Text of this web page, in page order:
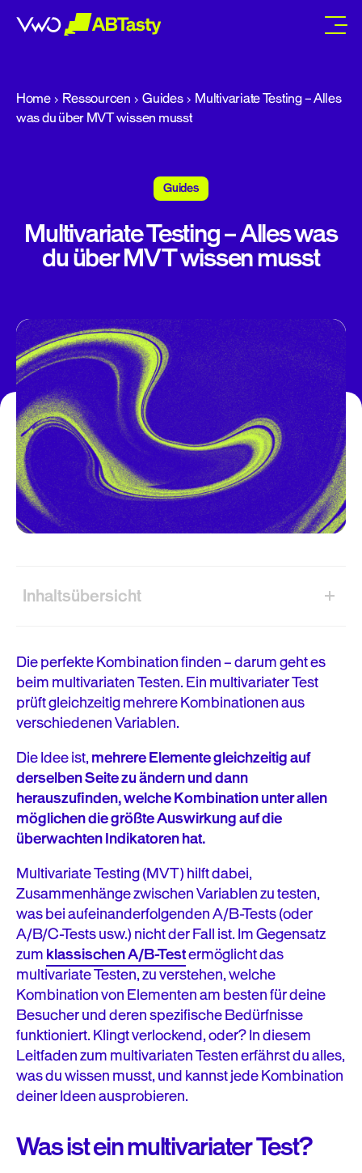
Home Ressourcen Guides
Multivariate Testing – Alles
was du über MVT wissen musst​
Guides
Multivariate Testing – Alles was
du über MVT wissen musst​
Inhaltsübersicht
Die Geschichte des Multivariate Testing
Welche Art von Website ist für Multivariate Testing
relevant?
Welche Arten von multivariaten Tests gibt es?
Warum Multivariate Testing durchführen?
Grenzen des Multivariate Testing
Multivariate Test-Ideen und Hypothesen
Testgröße
Was ist die ideale Dauer für meinen MVT?
Tipps und Best Practices für Multivariate Testing
Beispiele
Software für Multivariate Testing
Weitere Testmethoden
Die perfekte Kombination finden – darum geht es
beim multivariaten Testen. Ein multivariater Test
prüft gleichzeitig mehrere Kombinationen aus
verschiedenen Variablen.
Die Idee ist,mehrere Elemente gleichzeitig auf
derselben Seite zu ändern und dann
herauszufinden, welche Kombination unter allen
möglichen die größte Auswirkung auf die
überwachten Indikatoren hat.
Multivariate Testing (MVT) hilft dabei,
Zusammenhänge zwischen Variablen zu testen,
was bei aufeinanderfolgenden A/B-Tests (oder
A/B/C-Tests usw.) nicht der Fall ist. Im Gegensatz
zumklassischen A/B-Testermöglicht das
multivariate Testen, zu verstehen, welche
Kombination von Elementen am besten für deine
Besucher und deren spezifische Bedürfnisse
funktioniert. Klingt verlockend, oder? In diesem
Leitfaden zum multivariaten Testen erfährst du alles,
was du wissen musst, und kannst jede Kombination
deiner Ideen ausprobieren.
Was ist ein multivariater Test?